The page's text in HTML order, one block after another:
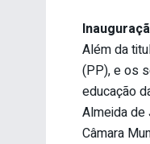
Além da
(PP), e os
educação
Almeida
Câmara